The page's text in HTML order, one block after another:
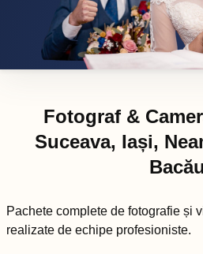
Fotograf &
Suceava, Iași,
Bacău
Pachete complete de fotografie și
realizate de echipe profesioniste.